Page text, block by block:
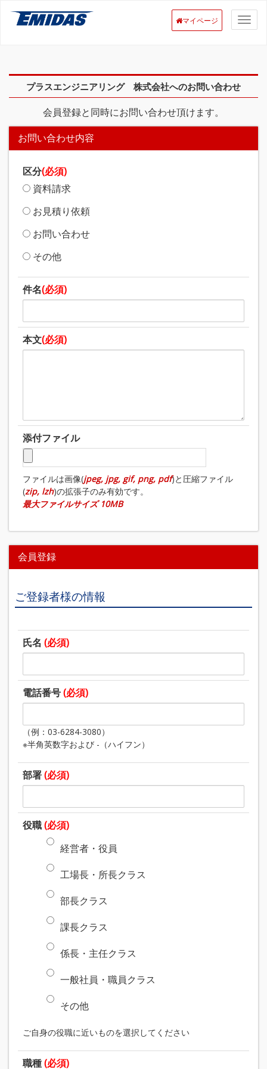
マイページ
プラスエンジニアリング 株式会社へのお問い合わせ
会員登録と同時にお問い合わせ頂けます。
お問い合わせ内容
区分(必須)
資料請求
お見積り依頼
お問い合わせ
その他
件名(必須)
本文(必須)
添付ファイル
ファイルは画像(jpeg, jpg, gif, png, pdf)と圧縮ファイル
(zip, lzh)の拡張子のみ有効です。
最大ファイルサイズ 10MB
会員登録
ご登録者様の情報
氏名 (必須)
電話番号(必須)
（例：03-6284-3080）
※半角英数字および -（ハイフン）
部署(必須)
役職(必須)
経営者・役員
工場長・所長クラス
部長クラス
課長クラス
係長・主任クラス
一般社員・職員クラス
その他
ご自身の役職に近いものを選択してください
職種(必須)